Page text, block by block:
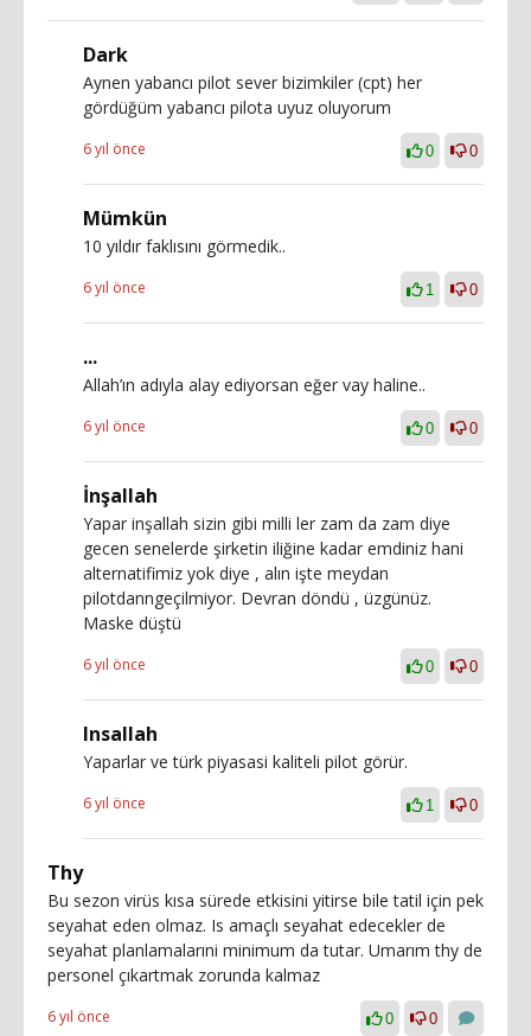
Dark
Aynen yabancı pilot sever bizimkiler (cpt) her
gördüğüm yabancı pilota uyuz oluyorum
6 yıl önce 0 0
Mümkün
10 yıldır faklısını görmedik..
6 yıl önce 1 0
...
Allah’ın adıyla alay ediyorsan eğer vay haline..
6 yıl önce 0 0
İnşallah
Yapar inşallah sizin gibi milli ler zam da zam diye
gecen senelerde şirketin iliğine kadar emdiniz hani
alternatifimiz yok diye , alın işte meydan
pilotdanngeçilmiyor. Devran döndü , üzgünüz.
Maske düştü
6 yıl önce 0 0
Insallah
Yaparlar ve türk piyasasi kaliteli pilot görür.
6 yıl önce 1 0
Thy
Bu sezon virüs kısa sürede etkisini yitirse bile tatil için pek
seyahat eden olmaz. Is amaçlı seyahat edecekler de
seyahat planlamalarıni minimum da tutar. Umarım thy de
personel çıkartmak zorunda kalmaz
6 yıl önce 0 0